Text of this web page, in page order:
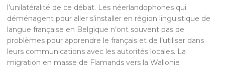
l’unilatéralité de ce débat. Les néerlandophones qui
déménagent pour aller s’installer en région linguistique de
langue française en Belgique n’ont souvent pas de
problèmes pour apprendre le français et de l’utiliser dans
leurs communications avec les autorités locales. La
migration en masse de Flamands vers la Wallonie